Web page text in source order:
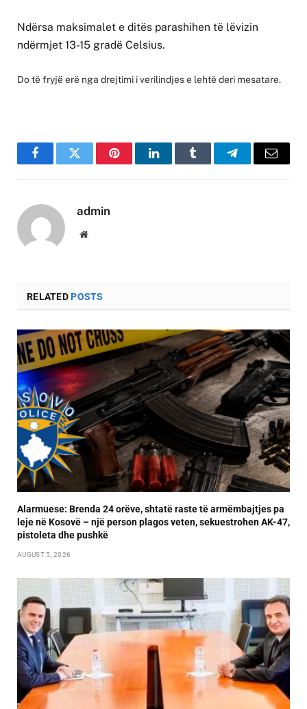
Ndërsa maksimalet e ditës parashihen të lëvizin
ndërmjet 13-15 gradë Celsius.
Do të fryjë erë nga drejtimi i verilindjes e lehtë deri mesatare.
FacebookTwitter PinterestLinkedInTumblr TelegramEmail
admin
Website
RELATEDPOSTS
Alarmuese: Brenda 24 orëve, shtatë raste të armëmbajtjes pa
leje në Kosovë – një person plagos veten, sekuestrohen AK-47,
pistoleta dhe pushkë
AUGUST 5, 2026